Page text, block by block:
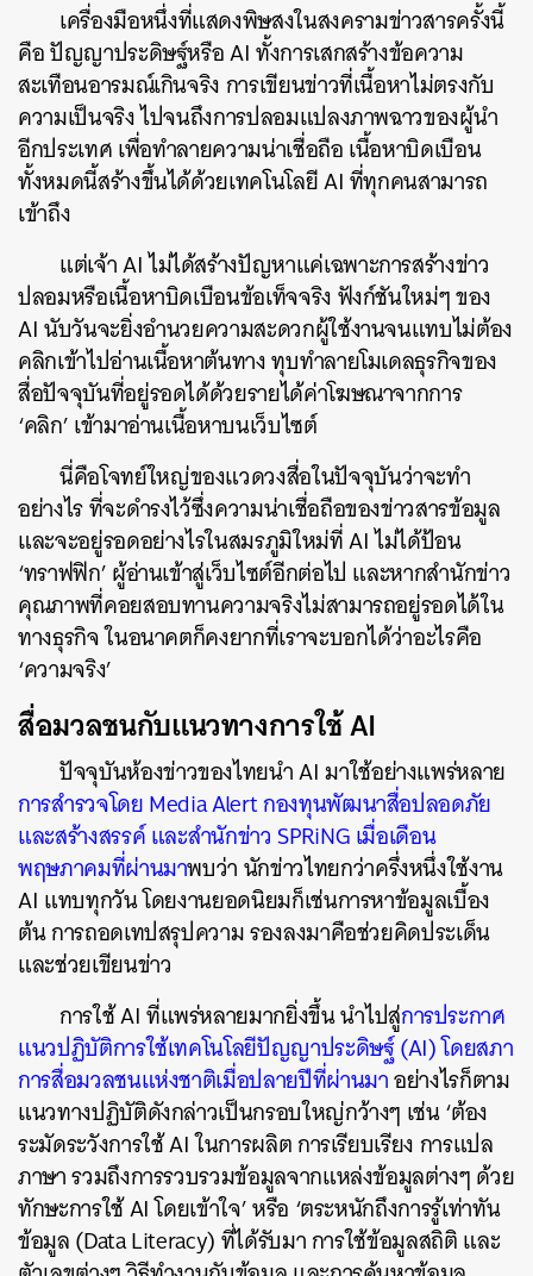
เครื่องมือหนึ่งที่แสดงพิษสงในสงครามข่าวสารครั้งนี้
คือ ปัญญาประดิษฐ์หรือ AI ทั้งการเสกสร้างข้อความ
สะเทือนอารมณ์เกินจริง การเขียนข่าวที่เนื้อหาไม่ตรงกับ
ความเป็นจริง ไปจนถึงการปลอมแปลงภาพฉาวของผู้นำ
อีกประเทศ เพื่อทำลายความน่าเชื่อถือ เนื้อหาบิดเบือน
ทั้งหมดนี้สร้างขึ้นได้ด้วยเทคโนโลยี AI ที่ทุกคนสามารถ
เข้าถึง
แต่เจ้า AI ไม่ได้สร้างปัญหาแค่เฉพาะการสร้างข่าว
ปลอมหรือเนื้อหาบิดเบือนข้อเท็จจริง ฟังก์ชันใหม่ๆ ของ
AI นับวันจะยิ่งอำนวยความสะดวกผู้ใช้งานจนแทบไม่ต้อง
คลิกเข้าไปอ่านเนื้อหาต้นทาง ทุบทำลายโมเดลธุรกิจของ
สื่อปัจจุบันที่อยู่รอดได้ด้วยรายได้ค่าโฆษณาจากการ
‘คลิก’ เข้ามาอ่านเนื้อหาบนเว็บไซต์
นี่คือโจทย์ใหญ่ของแวดวงสื่อในปัจจุบันว่าจะทำ
อย่างไร ที่จะดำรงไว้ซึ่งความน่าเชื่อถือของข่าวสารข้อมูล
และจะอยู่รอดอย่างไรในสมรภูมิใหม่ที่ AI ไม่ได้ป้อน
‘ทราฟฟิก’ ผู้อ่านเข้าสู่เว็บไซต์อีกต่อไป และหากสำนักข่าว
คุณภาพที่คอยสอบทานความจริงไม่สามารถอยู่รอดได้ใน
ทางธุรกิจ ในอนาคตก็คงยากที่เราจะบอกได้ว่าอะไรคือ
‘ความจริง’
สื่อมวลชนกับแนวทางการใช้ AI
ปัจจุบันห้องข่าวของไทยนำ AI มาใช้อย่างแพร่หลาย
การสำรวจโดยMedia Alert กองทุนพัฒนาสื่อปลอดภัย
และสร้างสรรค์ และสำนักข่าว SPRiNG เมื่อเดือน
พฤษภาคมที่ผ่านมาพบว่า นักข่าวไทยกว่าครึ่งหนึ่งใช้งาน
AI แทบทุกวัน โดยงานยอดนิยมก็เช่นการหาข้อมูลเบื้อง
ต้น การถอดเทปสรุปความ รองลงมาคือช่วยคิดประเด็น
และช่วยเขียนข่าว
การใช้ AI ที่แพร่หลายมากยิ่งขึ้น นำไปสู่การประกาศ
แนวปฏิบัติการใช้เทคโนโลยีปัญญาประดิษฐ์ (AI) โดยสภา
การสื่อมวลชนแห่งชาติเมื่อปลายปีที่ผ่านมาอย่างไรก็ตาม
แนวทางปฏิบัติดังกล่าวเป็นกรอบใหญ่กว้างๆ เช่น ‘ต้อง
ระมัดระวังการใช้ AI ในการผลิต การเรียบเรียง การแปล
ภาษา รวมถึงการรวบรวมข้อมูลจากแหล่งข้อมูลต่างๆ ด้วย
ทักษะการใช้ AI โดยเข้าใจ’ หรือ ‘ตระหนักถึงการรู้เท่าทัน
ข้อมูล (Data Literacy) ที่ได้รับมา การใช้ข้อมูลสถิติ และ